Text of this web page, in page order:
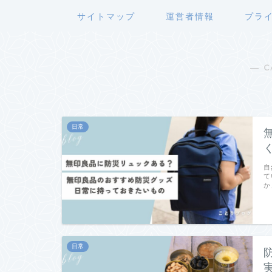
サイトマップ 運営者情報 プラ
―
日常
て
日常